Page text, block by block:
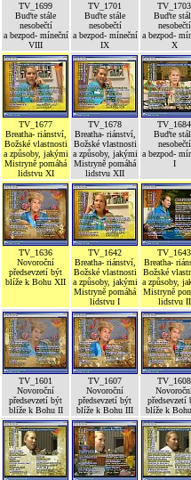
TV_1699
Buďte stále
nesobečtí
a bezpod- míneční
VIII
TV_1701
Buďte stále
nesobečtí
a bezpod- míneční
IX
TV_1703
Buďte
nesobečtí
a bezpod-
X
TV_1677
Breatha- riánství,
Božské vlastnosti
a způsoby, jakými
Mistryně pomáhá
lidstvu XI
TV_1678
Breatha- riánství,
Božské vlastnosti
a způsoby, jakými
Mistryně pomáhá
lidstvu XII
TV_1684
Buďte
nesobečtí
a bezpod-
I
TV_1636
Novoroční
předsevzetí být
blíže k Bohu XII
TV_1642
Breatha- riánství,
Božské vlastnosti
a způsoby, jakými
Mistryně pomáhá
lidstvu I
TV_1643
Breatha-
Božské
a způsoby,
Mistryně
lidstvu II
TV_1601
Novoroční
předsevzetí být
blíže k Bohu II
TV_1607
Novoroční
předsevzetí být
blíže k Bohu III
TV_1608
předsevzetí
blíže k